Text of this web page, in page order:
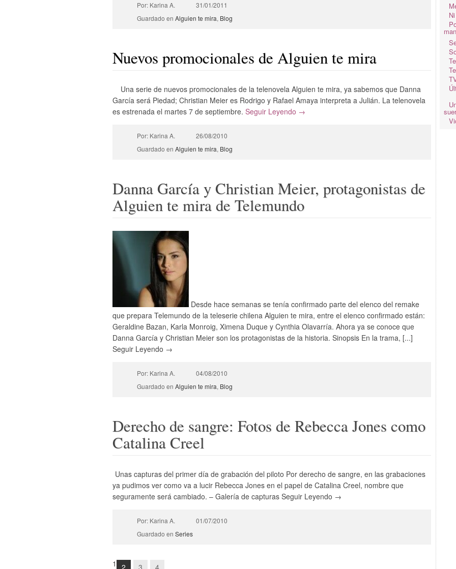
Por: Karina A.
31/01/2011
Guardado en Alguien te mira, Blog
Nuevos promocionales de Alguien te mira
Una serie de nuevos promocionales de la telenovela Alguien te mira, ya sabemos que Danna
García será Piedad; Christian Meier es Rodrigo y Rafael Amaya interpreta a Julián. La telenovela
es estrenada el martes 7 de septiembre.Seguir Leyendo →
Por: Karina A.
26/08/2010
Guardado en Alguien te mira, Blog
Danna García y Christian Meier, protagonistas de
Alguien te mira de Telemundo
Desde hace semanas se tenía confirmado parte del elenco del remake
que prepara Telemundo de la teleserie chilena Alguien te mira, entre el elenco confirmado están:
Geraldine Bazan, Karla Monroig, Ximena Duque y Cynthia Olavarría. Ahora ya se conoce que
Danna García y Christian Meier son los protagonistas de la historia. Sinopsis En la trama, [...]
Seguir Leyendo →
Por: Karina A.
04/08/2010
Guardado en Alguien te mira, Blog
Derecho de sangre: Fotos de Rebecca Jones como
Catalina Creel
Unas capturas del primer día de grabación del piloto Por derecho de sangre, en las grabaciones
ya pudimos ver como va a lucir Rebecca Jones en el papel de Catalina Creel, nombre que
seguramente será cambiado. – Galería de capturas Seguir Leyendo →
Por: Karina A.
01/07/2010
Guardado en Series
1 2 3 4